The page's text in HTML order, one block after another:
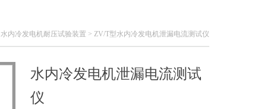
水内冷发电机耐压试验装置 > ZV/T型水内冷发电机泄漏电流测试仪
水内冷发电机泄漏电流测试
仪